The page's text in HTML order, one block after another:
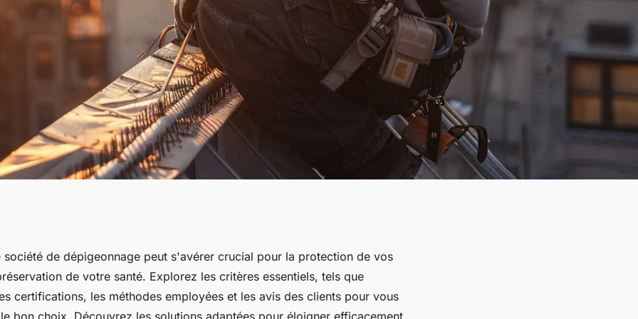
: conseils
vous convient
société de dépigeonnage peut s'avérer crucial pour la protection de vos
de votre santé. Explorez les critères essentiels, tels que
certifications, les méthodes employées et les avis des clients pour vous
bon choix. Découvrez les solutions adaptées pour éloigner efficacement